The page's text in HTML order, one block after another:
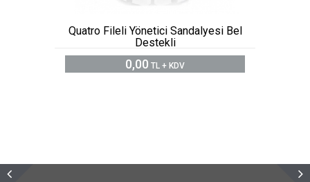
Quatro Fileli Yönetici Sandalyesi Bel
Destekli
0,00 TL + KDV